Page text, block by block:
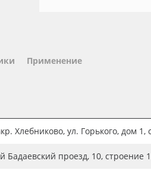
Применение
Хлебниково, ул. Горького, дом 1,
проезд, 10, строение 1